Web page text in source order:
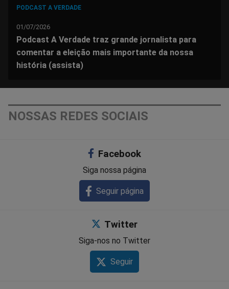
PODCAST A VERDADE
01/07/2026
Podcast A Verdade traz grande jornalista para
comentar a eleição mais importante da nossa
história (assista)
NOSSAS REDES SOCIAIS
Facebook
Siga nossa página
Seguir página
Twitter
Siga-nos no Twitter
Seguir